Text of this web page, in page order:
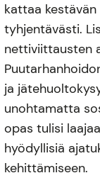
kattaa
tyhjentävästi.
nettiviittausten
ja
unohtamatta
opas tulisi
hyödyllisiä
kehittämiseen.